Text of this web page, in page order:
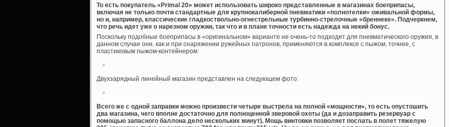
То есть покупатель «Primal 20» может использовать широко представленные в магазинах боеприпасы,
включая не только почти стандартные для крупнокалиберной пневматики «полнотелки» оживальной формы,
но и, например, классические гладкоствольно-огнестрельные турбинно-стрелочные «бреннеке». Подчеркнем,
что речь идет уже о нарезном оружии, так что и в плане точности есть надежда на некий бонус.
Поскольку подобные боеприпасы в «оригинальном» варианте не очень-то подходят для пневматического оружия, в
данном случае они, как и при снаряжении ружейных патронов, применяются в комплексе с пыжом, точнее, с
пластиковым пыжом-контейнером:
Двухзарядный линейный магазин представлен на следующем фото:
Всего же с одной заправки можно произвести четыре выстрела на полной «мощности», то есть опустошить
два магазина, чего вполне достаточно для полноценной зверовой охоты (да и дозаправить резервуар с
помощью запасного баллона дело нескольких минут). Мощь винтовки позволяет послать в полет тяжелую